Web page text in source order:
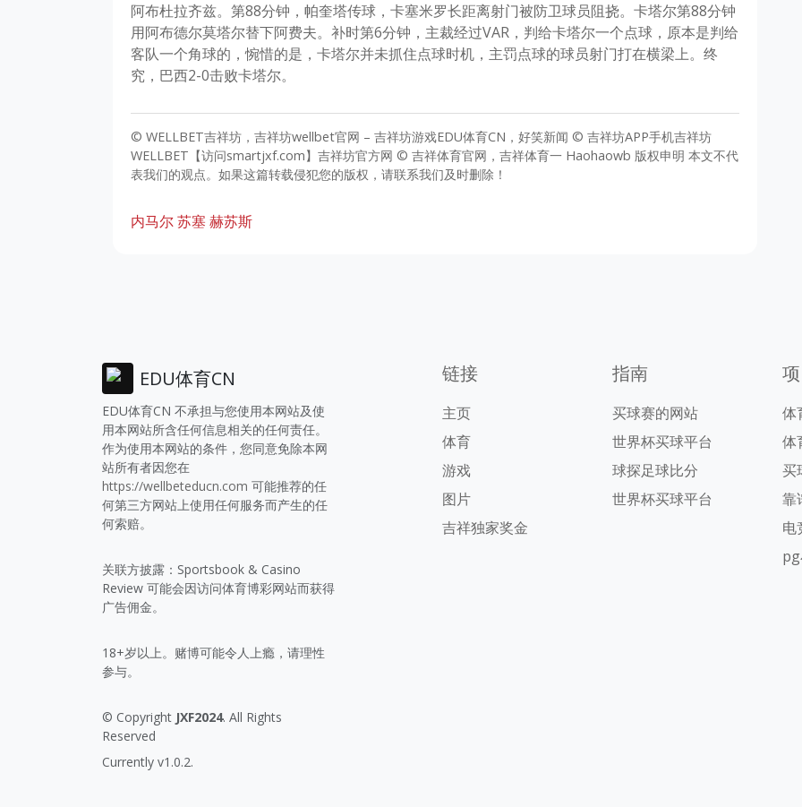
阿布杜拉齐兹。第88分钟，帕奎塔传球，卡塞米罗长距离射门被防卫球员阻挠。卡塔尔第88分钟
用阿布德尔莫塔尔替下阿费夫。补时第6分钟，主裁经过VAR，判给卡塔尔一个点球，原本是判给
客队一个角球的，惋惜的是，卡塔尔并未抓住点球时机，主罚点球的球员射门打在横梁上。终
究，巴西2-0击败卡塔尔。
© WELLBET吉祥坊，吉祥坊wellbet官网 – 吉祥坊游戏EDU体育CN，好笑新闻 © 吉祥坊APP手机吉祥坊
WELLBET【访问smartjxf.com】吉祥坊官方网 © 吉祥体育官网，吉祥体育一 Haohaowb 版权申明 本文不代
表我们的观点。如果这篇转载侵犯您的版权，请联系我们及时删除！
内马尔苏塞 赫苏斯
EDU体育CN
EDU体育CN 不承担与您使用本网站及使
用本网站所含任何信息相关的任何责任。
作为使用本网站的条件，您同意免除本网
站所有者因您在
https://wellbeteducn.com 可能推荐的任
何第三方网站上使用任何服务而产生的任
何索赔。
关联方披露：Sportsbook & Casino
Review 可能会因访问体育博彩网站而获得
广告佣金。
18+岁以上。赌博可能令人上瘾，请理性
参与。
© Copyright JXF2024. All Rights
Reserved
Currently v1.0.2.
链接
主页
体育
游戏
图片
吉祥独家奖金
指南
买球赛的网站
世界杯买球平台
球探足球比分
世界杯买球平台
体
体
买
靠
电